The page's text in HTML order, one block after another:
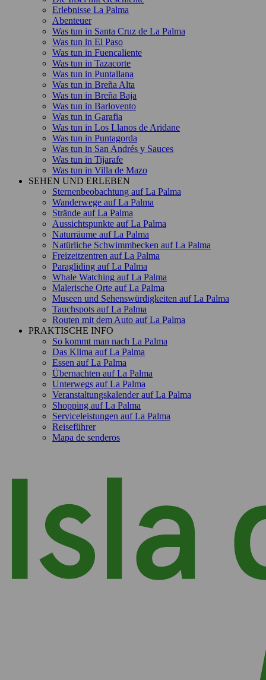
Erlebnisse La Palma
Abenteuer
Was tun in Santa Cruz de La Palma
Was tun in El Paso
Was tun in Fuencaliente
Was tun in Tazacorte
Was tun in Puntallana
Was tun in Breña Alta
Was tun in Breña Baja
Was tun in Barlovento
Was tun in Garafia
Was tun in Los Llanos de Aridane
Was tun in Puntagorda
Was tun in San Andrés y Sauces
Was tun in Tijarafe
Was tun in Villa de Mazo
SEHEN UND ERLEBEN
Sternenbeobachtung auf La Palma
Wanderwege auf La Palma
Strände auf La Palma
Aussichtspunkte auf La Palma
Naturräume auf La Palma
Natürliche Schwimmbecken auf La Palma
Freizeitzentren auf La Palma
Paragliding auf La Palma
Whale Watching auf La Palma
Malerische Orte auf La Palma
Museen und Sehenswürdigkeiten auf La Palma
Tauchspots auf La Palma
Routen mit dem Auto auf La Palma
PRAKTISCHE INFO
So kommt man nach La Palma
Das Klima auf La Palma
Essen auf La Palma
Übernachten auf La Palma
Unterwegs auf La Palma
Veranstaltungskalender auf La Palma
Shopping auf La Palma
Serviceleistungen auf La Palma
Reiseführer
Mapa de senderos